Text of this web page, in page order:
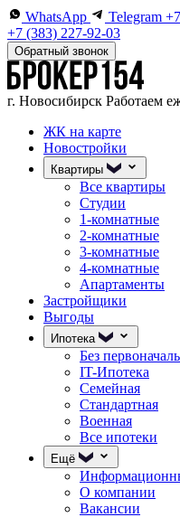
WhatsApp Telegram
+7 (383) 227-92-03
Обратный звонок
г. Новосибирск Работаем
ЖК на карте
Новостройки
Квартиры
Все квартиры
Студии
1-комнатные
2-комнатные
3-комнатные
4-комнатные
Апартаменты
Застройщики
Выгоды
Ипотека
Без
IT-Ипотека
Семейная
Стандартная
Военная
Все ипотеки
Ещё
О компании
Вакансии